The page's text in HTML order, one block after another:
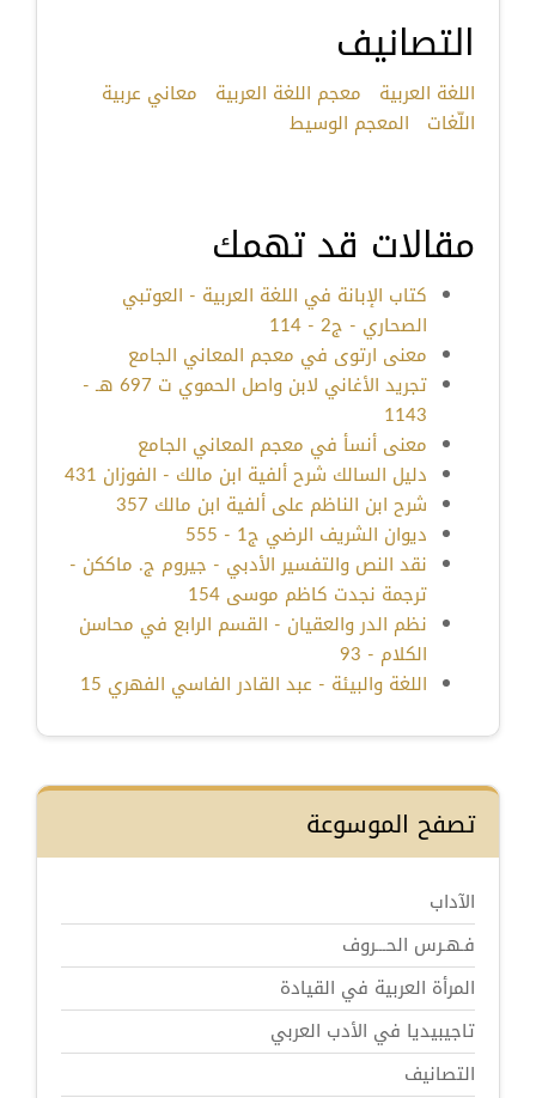
التصانيف
اللغة العربية معجم اللغة العربية
معاني عربية
اللّغات
المعجم الوسيط
مقالات قد تهمك
كتاب الإبانة في اللغة العربية - العوتبي
الصحاري - ج2 - 114
معنى ارتوى في معجم المعاني الجامع
تجريد الأغاني لابن واصل الحموي ت 697 هـ -
1143
معنى أنسأ في معجم المعاني الجامع
دليل السالك شرح ألفية ابن مالك - الفوزان 431
شرح ابن الناظم على ألفية ابن مالك 357
ديوان الشريف الرضي ج1 - 555
نقد النص والتفسير الأدبي - جيروم ج. ماككن -
ترجمة نجدت كاظم موسى 154
نظم الدر والعقيان - القسم الرابع في محاسن
الكلام - 93
اللغة والبيئة - عبد القادر الفاسي الفهري 15
تصفح الموسوعة
الآداب
فـهـرس الحـــروف
المرأة العربية في القيادة
تاجيبيديا في الأدب العربي
التصانيف